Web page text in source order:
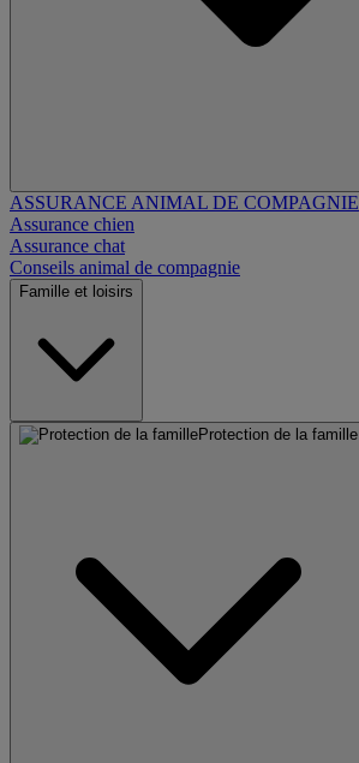
ASSURANCE ANIMAL DE COMPAGNIE
Assurance chien
Assurance chat
Conseils animal de compagnie
Famille et loisirs
Protection de la famille